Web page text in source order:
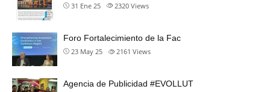
31 Ene 25 2320 Views
Foro Fortalecimiento de la Fac
23 May 25 2161 Views
Agencia de Publicidad #EVOLLUT